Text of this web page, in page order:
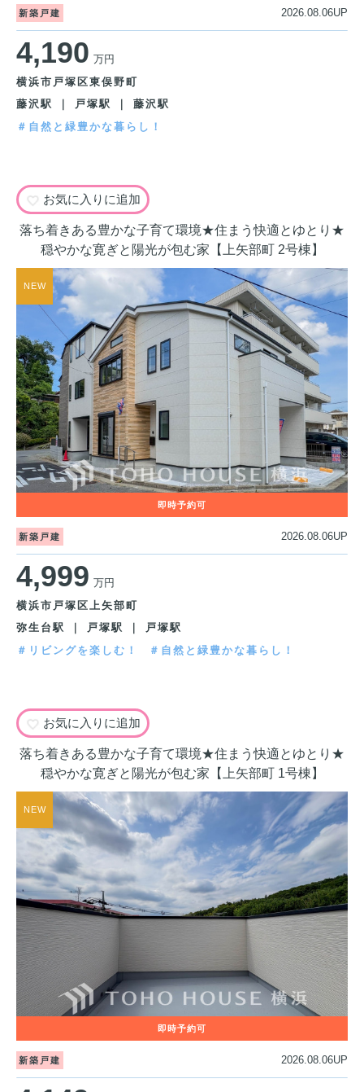
新築戸建 2026.08.06UP
4,190 万円
横浜市戸塚区東俣野町
藤沢駅 ｜ 戸塚駅 ｜ 藤沢駅
＃自然と緑豊かな暮らし！
お気に入りに追加
落ち着きある豊かな子育て環境★住まう快適とゆとり★
穏やかな寛ぎと陽光が包む家【上矢部町 2号棟】
新築戸建 2026.08.06UP
4,999 万円
横浜市戸塚区上矢部町
弥生台駅 ｜ 戸塚駅 ｜ 戸塚駅
＃リビングを楽しむ！
＃自然と緑豊かな暮らし！
お気に入りに追加
落ち着きある豊かな子育て環境★住まう快適とゆとり★
穏やかな寛ぎと陽光が包む家【上矢部町 1号棟】
新築戸建 2026.08.06UP